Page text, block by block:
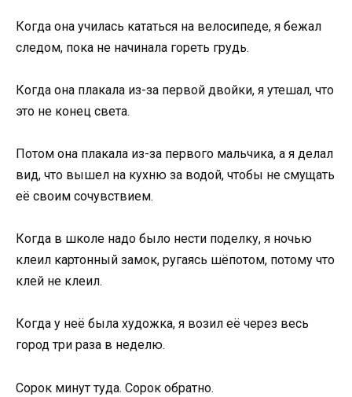
Когда она училась кататься на велосипеде, я бежал
следом, пока не начинала гореть грудь.
Когда она плакала из-за первой двойки, я утешал, что
это не конец света.
Потом она плакала из-за первого мальчика, а я делал
вид, что вышел на кухню за водой, чтобы не смущать
её своим сочувствием.
Когда в школе надо было нести поделку, я ночью
клеил картонный замок, ругаясь шёпотом, потому что
клей не клеил.
Когда у неё была художка, я возил её через весь
город три раза в неделю.
Сорок минут туда. Сорок обратно.